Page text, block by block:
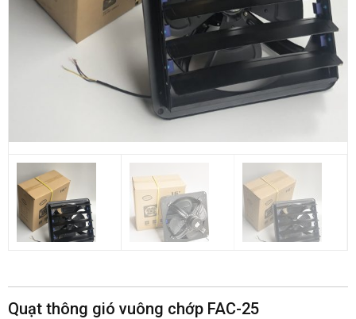
Quạt thông gió vuông chớp FAC-25